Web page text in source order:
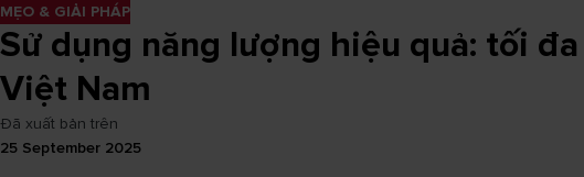
MẸO & GIẢI PHÁP
Sử dụng năng lượng hiệu quả: tối
Việt Nam
Đã xuất bản trên
25 September 2025